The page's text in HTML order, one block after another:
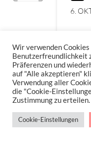
6.
ist
das
Wir verwenden
Benutzerfreundlichkeit
Präferenzen und
auf "Alle akzeptieren"
Verwendung aller
die "Cookie-
Zustimmung zu erteilen.
Cookie-Einstellungen